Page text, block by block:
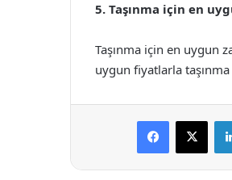
5. Taşınma için en
Taşınma için en uygun
uygun fiyatlarla
Facebook
X